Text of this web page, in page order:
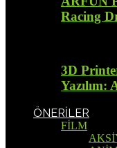
Racing
3D
Yazılım:
ÖNERİLER
FİLM